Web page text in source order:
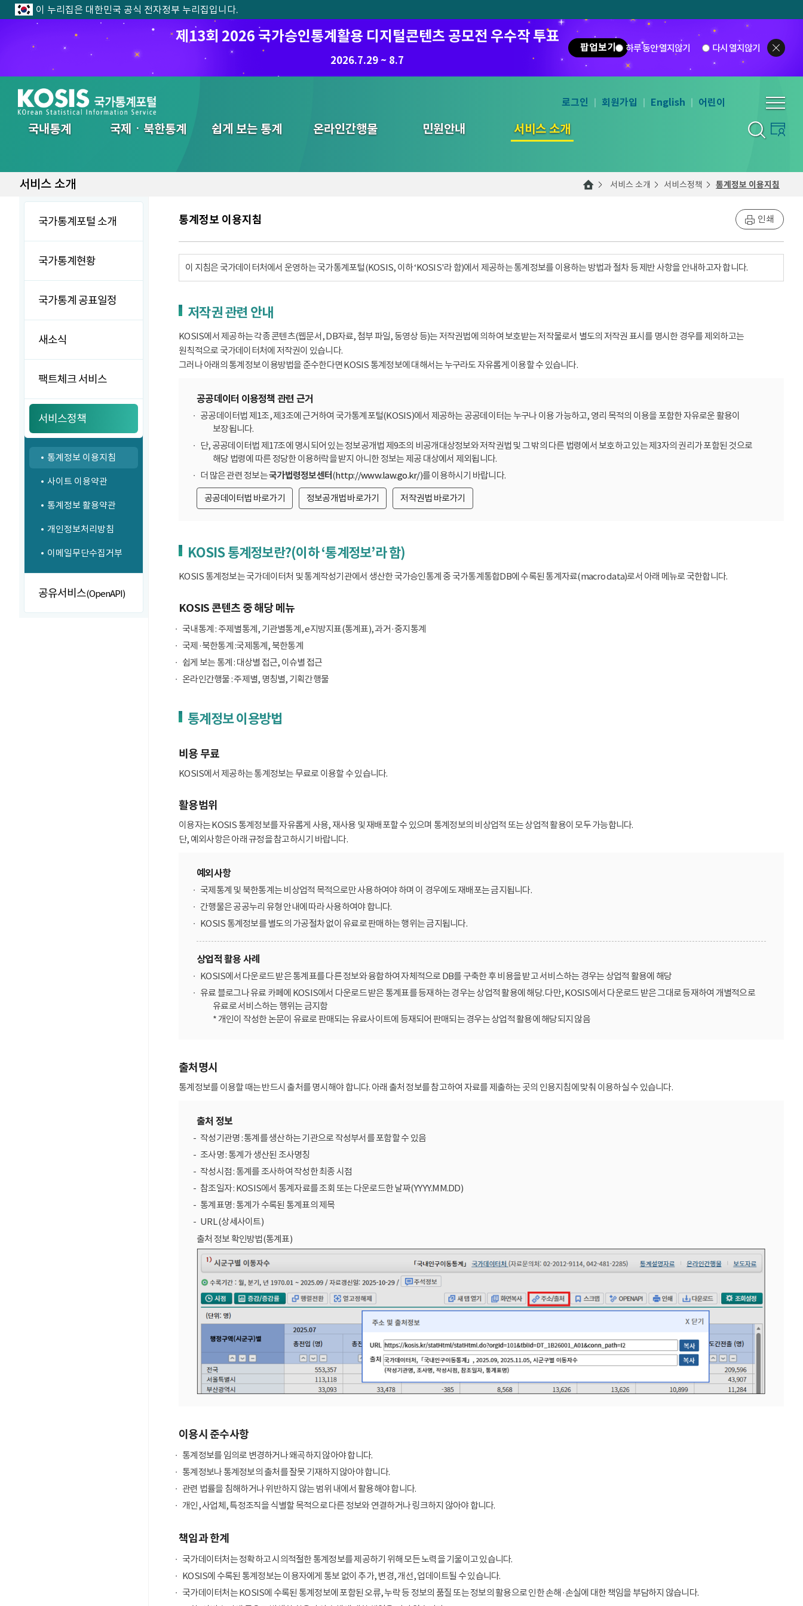
이 누리집은 대한민국 공식 전자정부 누리집입니다.
제13회 2026 국가승인통계활용 디지털콘텐츠 공모전 우수작 투표
2026.7.29 ~ 8.7
팝업보기 하루 동안 열지않기 다시 열지않기
국내통계 국제ㆍ북한통계 쉽게 보는 통계 온라인간행물 민원안내 서비스 소개
통합검색
로그인 회원가입 English 어린이
서비스 소개 서비스 소개 서비스정책 통계정보 이용지침
국가통계포털 소개
국가통계현황
국가통계 공표일정
새소식
팩트체크 서비스
서비스정책
통계정보 이용지침
사이트 이용약관
통계정보 활용약관
개인정보처리방침
이메일무단수집거부
공유서비스(OpenAPI)
통계정보 이용지침 인쇄
이 지침은 국가데이터처에서 운영하는 국가통계포털(KOSIS, 이하 ‘KOSIS'라 함)에서 제공하는 통계정보를 이용하는 방법과 절차 등 제반 사항을 안내하고자 합니다.
저작권 관련 안내
KOSIS에서 제공하는 각종 콘텐츠(웹문서, DB자료, 첨부 파일, 동영상 등)는 저작권법에 의하여 보호받는 저작물로서 별도의 저작권 표시를 명시한 경우를 제외하고는
원칙적으로 국가데이터처에 저작권이 있습니다.
그러나 아래의 통계정보 이용방법을 준수한다면 KOSIS 통계정보에 대해서는 누구라도 자유롭게 이용할 수 있습니다.
공공데이터 이용정책 관련 근거
공공데이터법 제1조, 제3조에 근거하여 국가통계포털(KOSIS)에서 제공하는 공공데이터는 누구나 이용 가능하고, 영리 목적의 이용을 포함한 자유로운 활용이
보장됩니다.
단, 공공데이터법 제17조에 명시되어 있는 정보공개법 제9조의 비공개대상정보와 저작권법 및 그 밖의 다른 법령에서 보호하고 있는 제3자의 권리가 포함된 것으로
해당 법령에 따른 정당한 이용허락을 받지 아니한 정보는 제공 대상에서 제외됩니다.
더 많은 관련 정보는국가법령정보센터(http://www.law.go.kr/)를 이용하시기 바랍니다.
공공데이터법 바로가기
정보공개법 바로가기 저작권법 바로가기
KOSIS 통계정보란?(이하 ‘통계정보’라 함)
KOSIS 통계정보는 국가데이터처 및 통계작성기관에서 생산한 국가승인통계 중 국가통계통합DB에 수록된 통계자료(macro data)로서 아래 메뉴로 국한합니다.
KOSIS 콘텐츠 중 해당 메뉴
국내통계 : 주제별통계, 기관별통계, e지방지표(통계표), 과거·중지통계
국제·북한통계 :국제통계, 북한통계
쉽게 보는 통계 : 대상별 접근, 이슈별 접근
온라인간행물 : 주제별, 명칭별, 기획간행물
통계정보 이용방법
비용 무료
KOSIS에서 제공하는 통계정보는 무료로 이용할 수 있습니다.
활용범위
이용자는 KOSIS 통계정보를 자유롭게 사용, 재사용 및 재배포할 수 있으며 통계정보의 비상업적 또는 상업적 활용이 모두 가능합니다.
단, 예외사항은 아래 규정을 참고하시기 바랍니다.
예외사항
국제통계 및 북한통계는 비상업적 목적으로만 사용하여야 하며 이 경우에도 재배포는 금지됩니다.
간행물은 공공누리 유형 안내에 따라 사용하여야 합니다.
KOSIS 통계정보를 별도의 가공절차 없이 유료로 판매하는 행위는 금지됩니다.
상업적 활용 사례
KOSIS에서 다운로드 받은 통계표를 다른 정보와 융합하여 자체적으로 DB를 구축한 후 비용을 받고 서비스하는 경우는 상업적 활용에 해당
유료 블로그나 유료 카페에 KOSIS에서 다운로드 받은 통계표를 등재하는 경우는 상업적 활용에 해당. 다만, KOSIS에서 다운로드 받은 그대로 등재하여 개별적으로
유료로 서비스하는 행위는 금지함
* 개인이 작성한 논문이 유료로 판매되는 유료사이트에 등재되어 판매되는 경우는 상업적 활용에 해당되지 않음
출처명시
통계정보를 이용할 때는 반드시 출처를 명시해야 합니다. 아래 출처 정보를 참고하여 자료를 제출하는 곳의 인용지침에 맞춰 이용하실 수 있습니다.
출처 정보
작성기관명 : 통계를 생산하는 기관으로 작성부서를 포함할 수 있음
조사명 : 통계가 생산된 조사명칭
작성시점 : 통계를 조사하여 작성한 최종 시점
참조일자 : KOSIS에서 통계자료를 조회 또는 다운로드한 날짜(YYYY.MM.DD)
통계표명 : 통계가 수록된 통계표의 제목
URL (상세사이트)
출처 정보 확인방법(통계표)
이용시 준수사항
통계정보를 임의로 변경하거나 왜곡하지 않아야 합니다.
통계정보나 통계정보의 출처를 잘못 기재하지 않아야 합니다.
관련 법률을 침해하거나 위반하지 않는 범위 내에서 활용해야 합니다.
개인, 사업체, 특정조직을 식별할 목적으로 다른 정보와 연결하거나 링크하지 않아야 합니다.
책임과 한계
국가데이터처는 정확하고 시의적절한 통계정보를 제공하기 위해 모든 노력을 기울이고 있습니다.
KOSIS에 수록된 통계정보는 이용자에게 통보 없이 추가, 변경, 개선, 업데이트될 수 있습니다.
국가데이터처는 KOSIS에 수록된 통계정보에 포함된 오류, 누락 등 정보의 품질 또는 정보의 활용으로 인한 손해·손실에 대한 책임을 부담하지 않습니다.